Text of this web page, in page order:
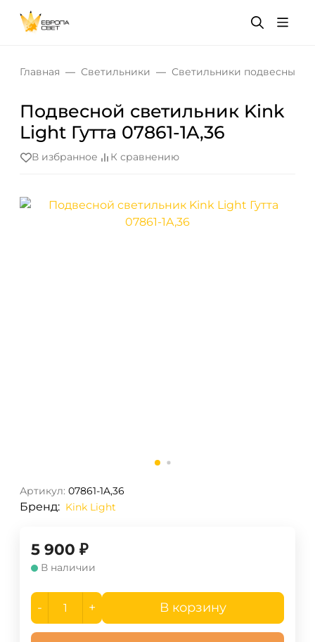
Главная Светильники Светильники подвесные
Подвесной светильник Kink
Light Гутта 07861-1A,36
В избранное К сравнению
Артикул: 07861-1A,36
Бренд: Kink Light
5 900 ₽
В наличии
- + В корзину